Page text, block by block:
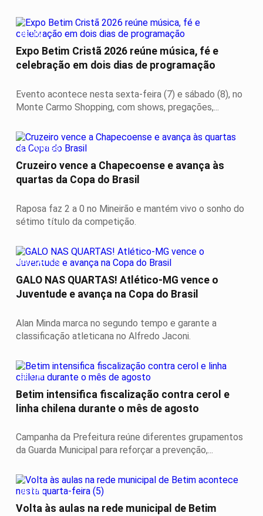
BETIM
Expo Betim Cristã 2026 reúne música, fé e
celebração em dois dias de programação
Evento acontece nesta sexta-feira (7) e sábado (8), no
Monte Carmo Shopping, com shows, pregações,...
ESPORTES
Cruzeiro vence a Chapecoense e avança às
quartas da Copa do Brasil
Raposa faz 2 a 0 no Mineirão e mantém vivo o sonho do
sétimo título da competição.
ESPORTES
GALO NAS QUARTAS! Atlético-MG vence o
Juventude e avança na Copa do Brasil
Alan Minda marca no segundo tempo e garante a
classificação atleticana no Alfredo Jaconi.
BETIM
Betim intensifica fiscalização contra cerol e
linha chilena durante o mês de agosto
Campanha da Prefeitura reúne diferentes grupamentos
da Guarda Municipal para reforçar a prevenção,...
BETIM
Volta às aulas na rede municipal de Betim